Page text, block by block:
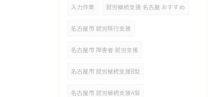
入力作業 就労継続支援 名古屋 おすすめ
名古屋市 就労移行支援
名古屋市 障害者 就労支援
名古屋市 就労継続支援B型
名古屋市 就労継続支援A型